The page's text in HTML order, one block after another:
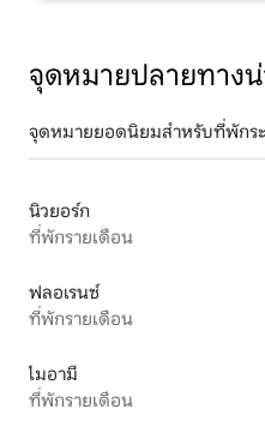
จุดหมายปลายทางน่
จุดหมายยอดนิยมสำหรับที่พักระ
นิวยอร์ก
ที่พักรายเดือน
ฟลอเรนซ์
ที่พักรายเดือน
ไมอามี
ที่พักรายเดือน